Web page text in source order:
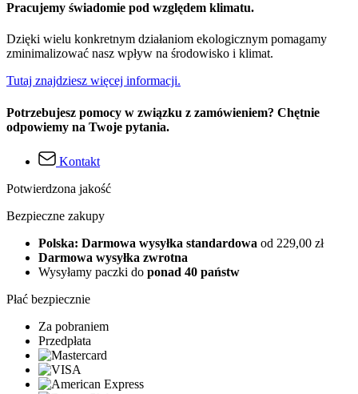
Pracujemy świadomie pod względem klimatu.
Dzięki wielu konkretnym działaniom ekologicznym pomagamy
zminimalizować nasz wpływ na środowisko i klimat.
Tutaj znajdziesz więcej informacji.
Potrzebujesz pomocy w związku z zamówieniem? Chętnie
odpowiemy na Twoje pytania.
Kontakt
Potwierdzona jakość
Bezpieczne zakupy
Polska: Darmowa wysyłka standardowa od 229,00 zł
Darmowa wysyłka zwrotna
Wysyłamy paczki do ponad 40 państw
Płać bezpiecznie
Za pobraniem
Przedpłata